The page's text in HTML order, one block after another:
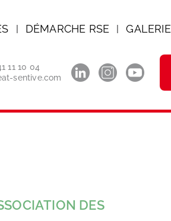
DÉMARCHE RSE GALERIE
11 10 04
sentive.com
DES